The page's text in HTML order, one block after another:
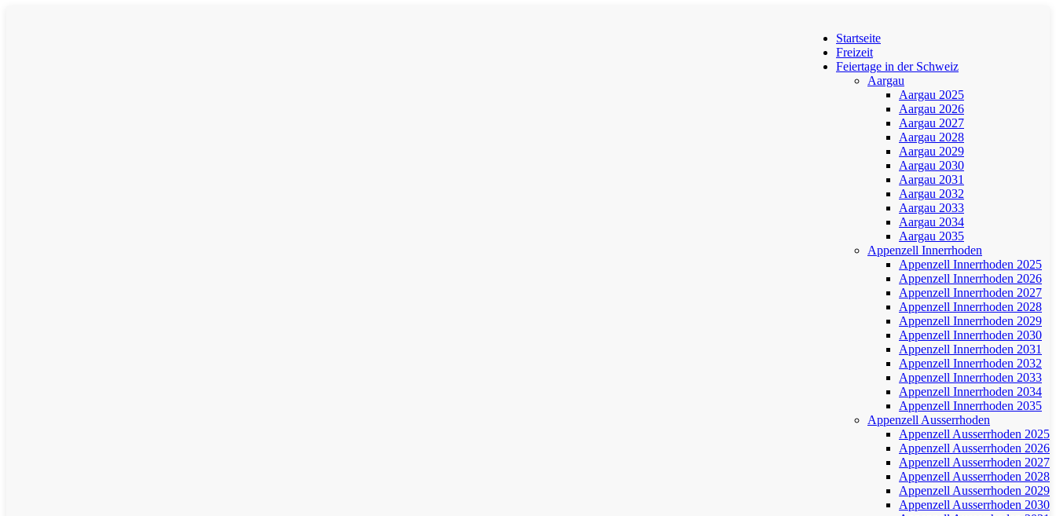
Startseite
Freizeit
Feiertage in der Schweiz
Aargau
Aargau 2025
Aargau 2026
Aargau 2027
Aargau 2028
Aargau 2029
Aargau 2030
Aargau 2031
Aargau 2032
Aargau 2033
Aargau 2034
Aargau 2035
Appenzell Innerrhoden
Appenzell Innerrhoden 2025
Appenzell Innerrhoden 2026
Appenzell Innerrhoden 2027
Appenzell Innerrhoden 2028
Appenzell Innerrhoden 2029
Appenzell Innerrhoden 2030
Appenzell Innerrhoden 2031
Appenzell Innerrhoden 2032
Appenzell Innerrhoden 2033
Appenzell Innerrhoden 2034
Appenzell Innerrhoden 2035
Appenzell Ausserrhoden
Appenzell Ausserrhoden 2025
Appenzell Ausserrhoden 2026
Appenzell Ausserrhoden 2027
Appenzell Ausserrhoden 2028
Appenzell Ausserrhoden 2029
Appenzell Ausserrhoden 2030